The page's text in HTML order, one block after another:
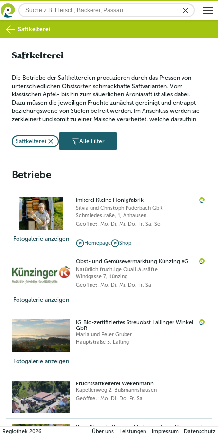
Saftkelterei
Saftkelterei
Die Betriebe der Saftkeltereien produzieren durch das Pressen von
unterschiedlichen Obstsorten schmackhafte Saftvarianten. Vom
klassischen Apfel- bis hin zum säuerlichen Aroniasaft ist alles dabei.
Dazu müssen die jeweiligen Früchte zunächst gereinigt und entrappt
beziehungsweise von Stielen befreit werden. Im Anschluss werden sie
zerkleinert und somit zu einer Maische verarbeitet, welche daraufhin
Saftkelterei
Alle Filter
Betriebe
Fotogalerie anzeigen
Imkerei Kleine Honigfabrik
Silvia und Christoph Puderbach GbR
Schmiedestraße, 1, Anhausen
Geöffnet: Mo, Di, Mi, Do, Fr, Sa, So
Homepage Shop
Fotogalerie anzeigen
Obst- und Gemüsevermarktung Künzing eG
Natürlich fruchtige Qualitätssäfte
Windgasse 7, Künzing
Geöffnet: Mo, Di, Mi, Do, Fr, Sa
Fotogalerie anzeigen
IG Bio-zertifiziertes Streuobst Lallinger Winkel
GbR
Maria und Peter Gruber
Hauptstraße 3, Lalling
Fruchtsaftkelterei Wekenmann
Kapellenweg 2, Bußmannshausen
Geöffnet: Mo, Di, Do, Fr, Sa
Bio - Streuobstbau und Lohnmosterei Jürgen und
Susanne Pompe
Regiothek2026 Über uns Leistungen Impressum Datenschutz